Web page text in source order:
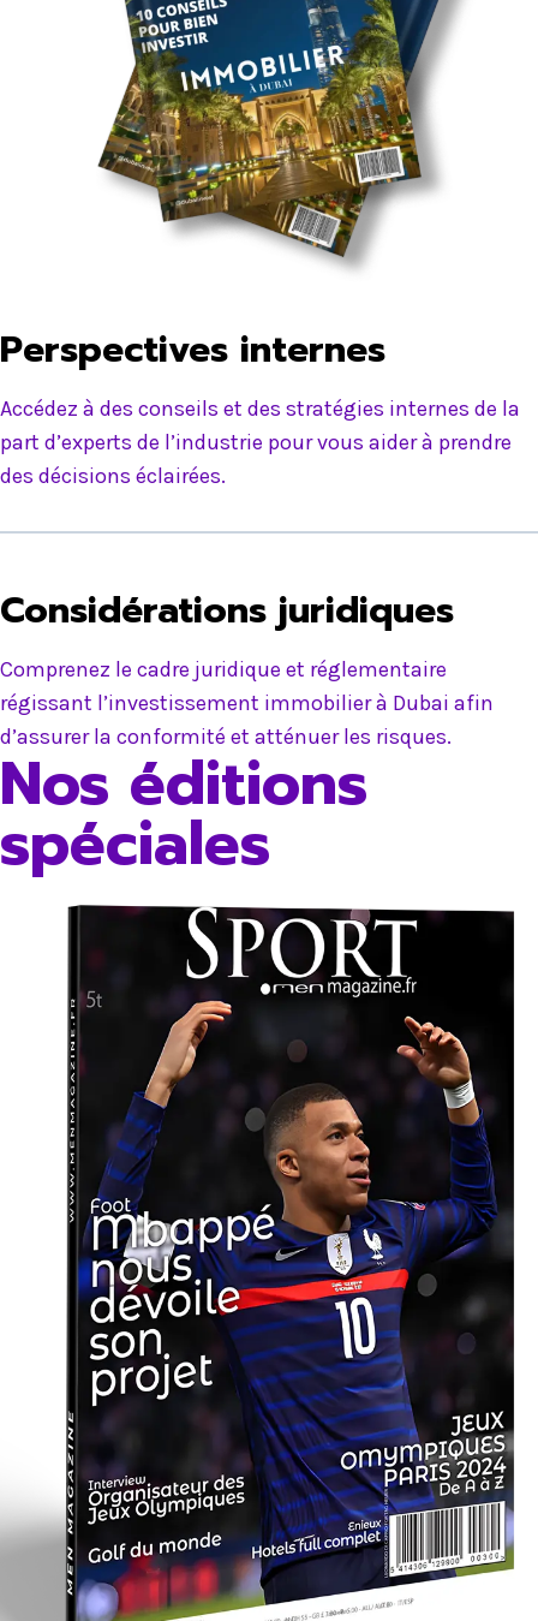
Perspectives internes
Accédez à des conseils et des stratégies internes de la
part d’experts de l’industrie pour vous aider à prendre
des décisions éclairées.
Considérations juridiques
Comprenez le cadre juridique et réglementaire
régissant l’investissement immobilier à Dubai afin
d’assurer la conformité et atténuer les risques.
Nos éditions
spéciales